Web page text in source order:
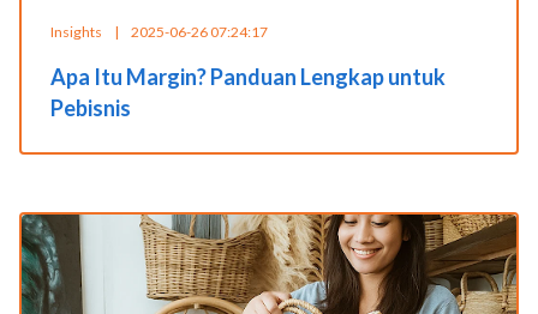
Insights | 2025-06-26 07:24:17
Apa Itu Margin? Panduan Lengkap untuk
Pebisnis